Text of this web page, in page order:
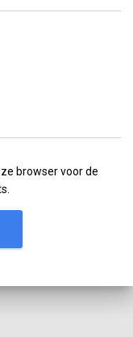
browser voor de